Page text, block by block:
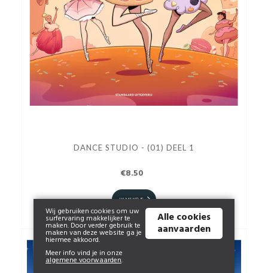
DANCE STUDIO - (01) DEEL 1
€8.50
IN MANDJE
Wij gebruiken cookies om uw
surfervaring makkelijker te
maken. Door verder gebruik te
maken van deze website ga je
hiermee akkoord.
Meer info vind je in onze
algemene voorwaarden.
Alle cookies
aanvaarden